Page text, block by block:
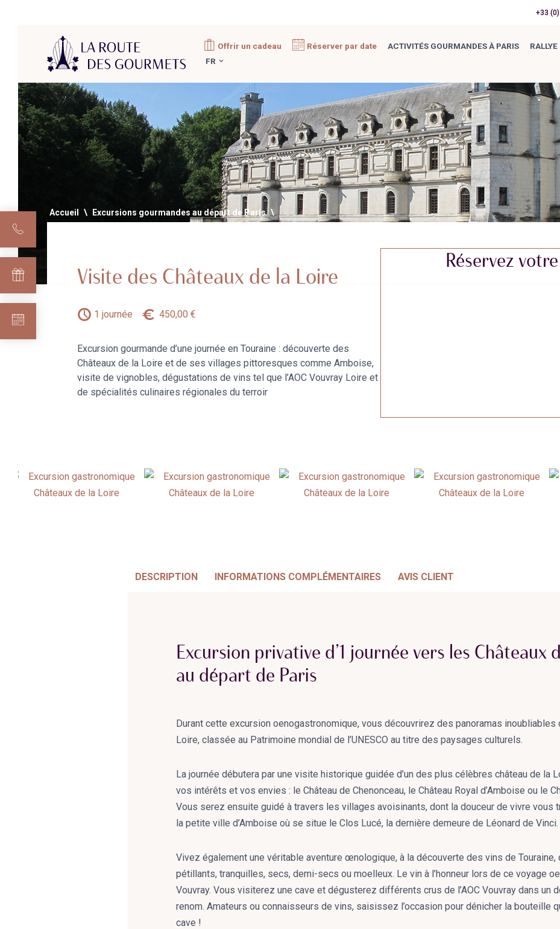
contenu
+33
Offrir un cadeau Réserver par date ACTIVITÉS GOURMANDES À PARIS
FR
Accueil \ Excursions gourmandes au départ de Paris \
Visite des Châteaux de la Loire
1 journée 450,00 €
Excursion gourmande d’une journée en Touraine : découverte des
Châteaux de la Loire et de ses villages pittoresques comme Amboise,
visite de vignobles, dégustations de vins tel que l’AOC Vouvray Loire et
de spécialités culinaires régionales du terroir
Réservez
DESCRIPTION INFORMATIONS COMPLÉMENTAIRES AVIS CLIENT
Excursion privative d’1 journée vers les Châteaux
au départ de Paris
Durant cette excursion oenogastronomique, vous découvrirez des panoramas inoubliables
Loire, classée au Patrimoine mondial de l’UNESCO au titre des paysages culturels.
La journée débutera par une visite historique guidée d’un des plus célèbres château de la
vos intérêts et vos envies : le Château de Chenonceau, le Château Royal d’Amboise ou le
Vous serez ensuite guidé à travers les villages avoisinants, dont la douceur de vivre vous
la petite ville d’Amboise où se situe le Clos Lucé, la dernière demeure de Léonard de Vinci.
Vivez également une véritable aventure œnologique, à la découverte des vins de Touraine,
pétillants, tranquilles, secs, demi-secs ou moelleux. Le vin à l’honneur lors de ce voyage
Vouvray. Vous visiterez une cave et dégusterez différents crus de l’AOC Vouvray dans un
renom. Amateurs ou connaisseurs de vins, saisissez l’occasion pour dénicher la bouteille
cave !